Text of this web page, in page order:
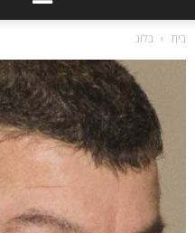
בית בלוג